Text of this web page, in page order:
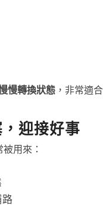
慢轉換狀態 ，非常適
迎接好事
被用來：
路